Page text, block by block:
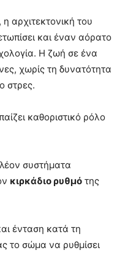
αρχιτεκτονική του
και έναν αόρατο
Η ζωή σε ένα
χωρίς τη δυνατότητα
στρες.
καθοριστικό ρόλο
συστήματα
κιρκάδιο ρυθμό της
ένταση κατά τη
το σώμα να ρυθμίσει